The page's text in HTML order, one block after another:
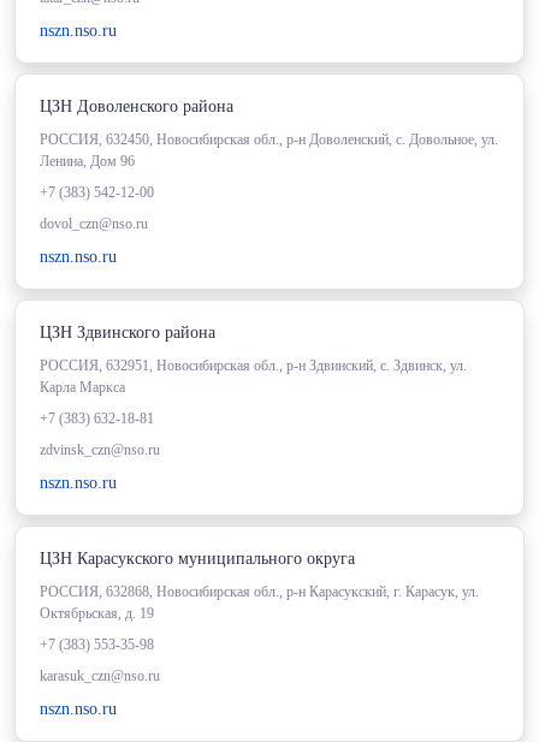
nszn.nso.ru
ЦЗН Доволенского района
РОССИЯ, 632450, Новосибирская обл., р-н Доволенский, с. Довольное, ул.
Ленина, Дом 96
+7 (383) 542-12-00
dovol_czn@nso.ru
nszn.nso.ru
ЦЗН Здвинского района
РОССИЯ, 632951, Новосибирская обл., р-н Здвинский, с. Здвинск, ул.
Карла Маркса
+7 (383) 632-18-81
zdvinsk_czn@nso.ru
nszn.nso.ru
ЦЗН Карасукского муниципального округа
РОССИЯ, 632868, Новосибирская обл., р-н Карасукский, г. Карасук, ул.
Октябрьская, д. 19
+7 (383) 553-35-98
karasuk_czn@nso.ru
nszn.nso.ru